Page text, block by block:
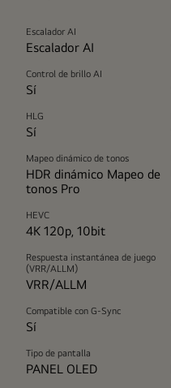
Escalador AI
Escalador AI
Control de brillo AI
Sí
HLG
Sí
Mapeo dinámico de tonos
HDR dinámico Mapeo de
tonos Pro
HEVC
4K 120p, 10bit
Respuesta instantánea de juego
(VRR/ALLM)
VRR/ALLM
Compatible con G-Sync
Sí
Tipo de pantalla
PANEL OLED